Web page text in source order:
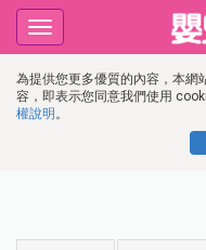
為提供您更多優質的內容，本網
容，即表示您同意我們使用
權說明 。
Toggle
navigation